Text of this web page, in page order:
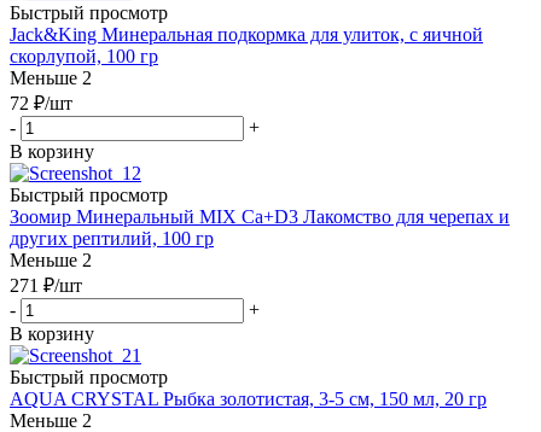
Быстрый просмотр
Jack&King Минеральная подкормка для улиток, с яичной
скорлупой, 100 гр
Меньше 2
72 ₽/шт
-
+
В корзину
Быстрый просмотр
Зоомир Минеральный MIX Ca+D3 Лакомство для черепах и
других рептилий, 100 гр
Меньше 2
271 ₽/шт
-
+
В корзину
Быстрый просмотр
AQUA CRYSTAL Рыбка золотистая, 3-5 см, 150 мл, 20 гр
Меньше 2